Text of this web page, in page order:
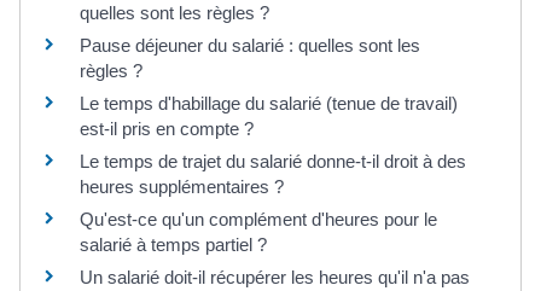
quelles sont les règles ?
Pause déjeuner du salarié : quelles sont les
règles ?
Le temps d'habillage du salarié (tenue de travail)
est-il pris en compte ?
Le temps de trajet du salarié donne-t-il droit à des
heures supplémentaires ?
Qu'est-ce qu'un complément d'heures pour le
salarié à temps partiel ?
Un salarié doit-il récupérer les heures qu'il n'a pas